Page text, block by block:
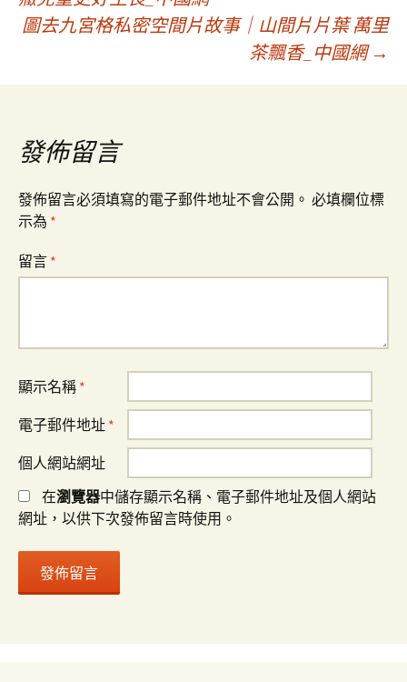
章
導
覽
圖去九宮格私密空間片故事｜山間片片葉 萬里
茶飄香_中國網 →
發佈留言
發佈留言必須填寫的電子郵件地址不會公開。 必填欄位標
示為 *
留言 *
顯示名稱 *
電子郵件地址 *
個人網站網址
在瀏覽器中儲存顯示名稱、電子郵件地址及個人網站
網址，以供下次發佈留言時使用。